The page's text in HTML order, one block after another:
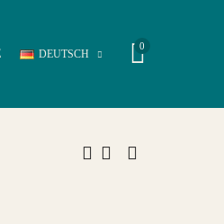
DEUTSCH
0